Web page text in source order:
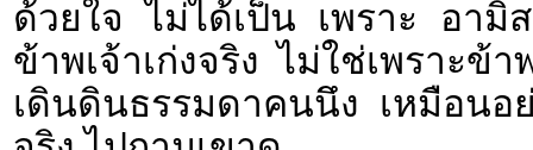
ด้วยใจ ไม่ได้เป็น เพราะ อามิ
ข้าพเจ้าเก่งจริง ไม่ใช่เพราะข้
เดินดินธรรมดาคนนึง เหมือนอ